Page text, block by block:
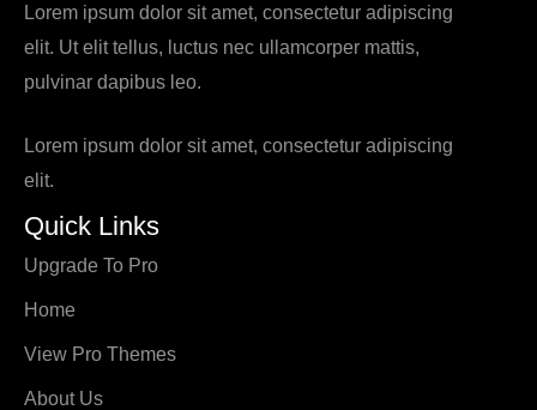
Lorem ipsum dolor sit amet, consectetur adipiscing
elit. Ut elit tellus, luctus nec ullamcorper mattis,
pulvinar dapibus leo.
Lorem ipsum dolor sit amet, consectetur adipiscing
elit.
Quick Links
Upgrade To Pro
Home
View Pro Themes
About Us